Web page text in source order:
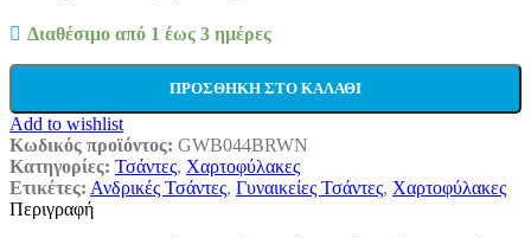
Διαθέσιμο από 1 έως 3 ημέρες
ΠΡΟΣΘΉΚΗ ΣΤΟ ΚΑΛΆΘΙ
Add to wishlist
Κωδικός προϊόντος: GWB044BRWN
Κατηγορίες: Τσάντες, Χαρτοφύλακες
Ετικέτες: Ανδρικές Τσάντες, Γυναικείες Τσάντες, Χαρτοφύλακες
Περιγραφή